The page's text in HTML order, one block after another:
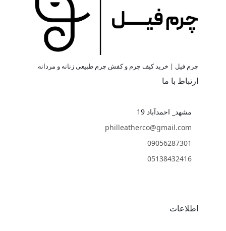
چرم فیل | خرید کیف چرم و کفش چرم طبیعی زنانه و مردانه
ارتباط با ما
مشهد_ احمدآباد 19
philleatherco@gmail.com
09056287301
05138432416
اطلاعات